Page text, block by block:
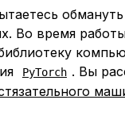
Во время
PyTorch . Вы